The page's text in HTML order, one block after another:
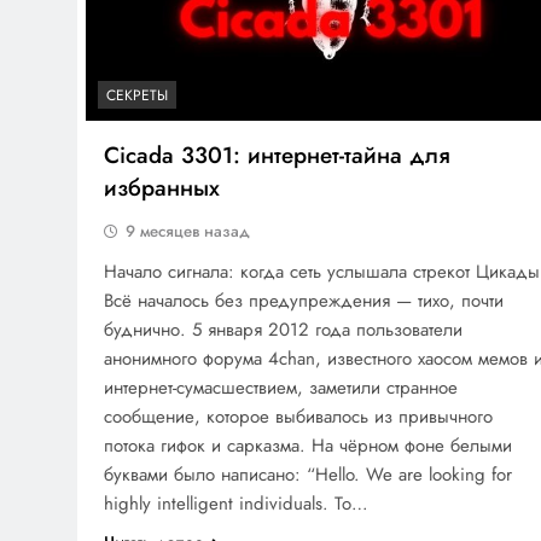
СЕКРЕТЫ
Cicada 3301: интернет-тайна для
избранных
9 месяцев назад
Начало сигнала: когда сеть услышала стрекот Цикады
Всё началось без предупреждения — тихо, почти
буднично. 5 января 2012 года пользователи
анонимного форума 4chan, известного хаосом мемов
интернет-сумасшествием, заметили странное
сообщение, которое выбивалось из привычного
потока гифок и сарказма. На чёрном фоне белыми
буквами было написано: “Hello. We are looking for
highly intelligent individuals. To…